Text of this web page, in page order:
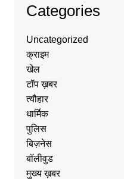
Categories
Uncategorized
क्राइम
खेल
टॉप ख़बर
त्यौहार
धार्मिक
पुलिस
बिज़नेस
बॉलीवुड
मुख्य ख़बर